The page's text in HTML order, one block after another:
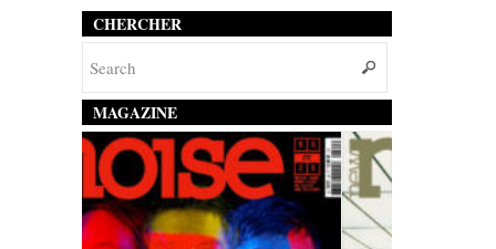
CHERCHER
MAGAZINE